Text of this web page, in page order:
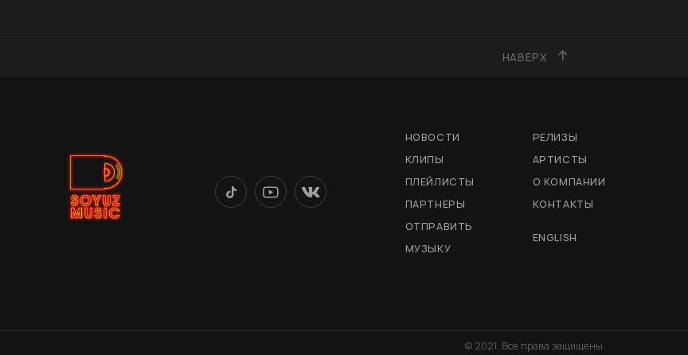
НАВЕРХ
НОВОСТИ
РЕЛИЗЫ
КЛИПЫ
АРТИСТЫ
ПЛЕЙЛИСТЫ
О КОМПАНИИ
ПАРТНЕРЫ
КОНТАКТЫ
ОТПРАВИТЬ
МУЗЫКУ
ENGLISH
© 2021. Все права защищены.